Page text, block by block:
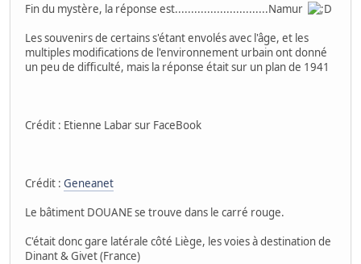
Fin du mystère, la réponse est.............................Namur
Les souvenirs de certains s'étant envolés avec l'âge, et les
multiples modifications de l'environnement urbain ont donné
un peu de difficulté, mais la réponse était sur un plan de 1941
Crédit : Etienne Labar sur FaceBook
Crédit : Geneanet
Le bâtiment DOUANE se trouve dans le carré rouge.
C'était donc gare latérale côté Liège, les voies à destination de
Dinant & Givet (France)